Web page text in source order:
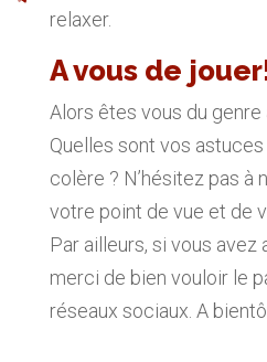
relaxer.
A vous de
Alors êtes vous du
Quelles sont vos
colère ? N’hésitez pas à
votre point de vue et de
Par ailleurs, si vous avez
merci de bien vouloir le
réseaux sociaux. A